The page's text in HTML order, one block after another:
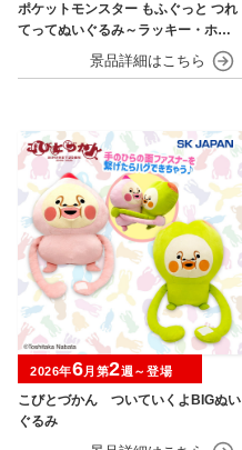
ポケットモンスター もふぐっと つれ
てってぬいぐるみ～ラッキー・ホゲ
こびとづかん ついていくよBIGぬい
ぐるみ
2026年6月第2週～登場